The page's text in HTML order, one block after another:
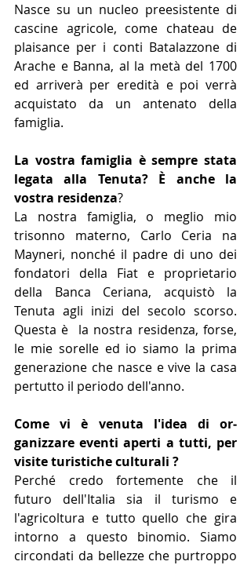
Nasce su un nucleo preesistente di
cascine agricole, come chateau de
plaisance per i conti Batalazzone di
Arache e Banna, al­ la metà del 1700
ed arriverà per eredità e poi verrà
acquistato da un antenato della
famiglia.
La vostra famiglia è sempre stata
legata alla Tenuta? È anche la
vostra residenza?
La nostra famiglia, o meglio mio
trisonno materno, Carlo Ceria­ na
Mayneri, nonché il padre di uno dei
fondatori della Fiat e pro­prietario
della Banca Ceriana, acquistò la
Tenuta agli inizi del secolo scorso.
Questa è  la nostra residenza, forse,
le mie sorelle ed io siamo la prima
generazione che nasce e vive la casa
pertutto il periodo dell'anno.
Come vi è venuta l'idea di or­
ganizzare eventi aperti a tutti, per
visite turistiche culturali ?
Perché credo fortemente che il
futuro dell'Italia sia il turismo e
l'agricoltura e tutto quello che gira
intorno a questo binomio. Siamo
circondati da bellezze che purtroppo